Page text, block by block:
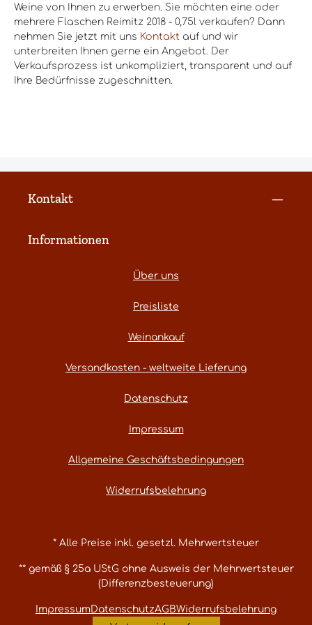
Weine von Ihnen zu erwerben. Sie möchten eine oder
mehrere Flaschen Reimitz 2018 - 0,75l verkaufen? Dann
nehmen Sie jetzt mit uns Kontakt auf und wir
unterbreiten Ihnen gerne ein Angebot. Der
Verkaufsprozess ist unkompliziert, transparent und auf
Ihre Bedürfnisse zugeschnitten.
Kontakt
Informationen
Über uns
Preisliste
Weinankauf
Versandkosten - weltweite Lieferung
Datenschutz
Impressum
Allgemeine Geschäftsbedingungen
Widerrufsbelehrung
* Alle Preise inkl. gesetzl. Mehrwertsteuer
** gemäß § 25a UStG ohne Ausweis der Mehrwertsteuer
(Differenzbesteuerung)
ImpressumDatenschutzAGBWiderrufsbelehrung